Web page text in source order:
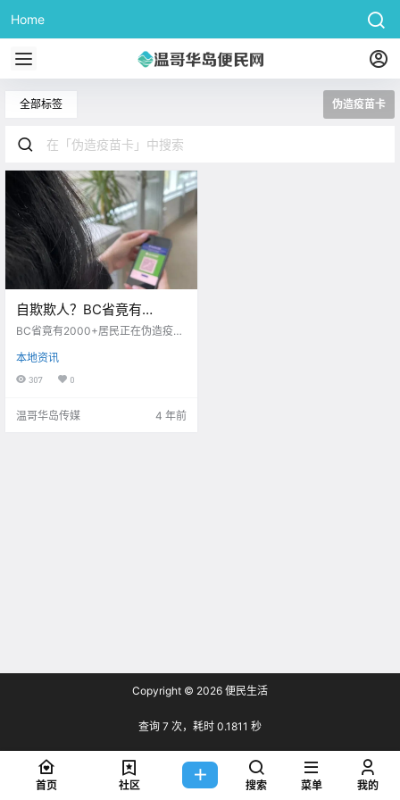
Home
全部标签 伪造疫苗卡
自欺欺人？BC省竟有
2000+居民正在伪造疫苗
BC省竟有2000+居民正在伪造疫苗
本地资讯
307 0
温哥华岛传媒 4 年前
Copyright © 2026 便民生活
查询 7 次，耗时 0.1811 秒
首页 社区 搜索 菜单 我的